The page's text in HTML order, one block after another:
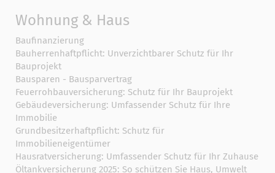
Wohnung & Haus
Baufinanzierung
Bauherrenhaftpflicht: Unverzichtbarer Schutz für Ihr
Bauprojekt
Bausparen - Bausparvertrag
Feuerrohbauversicherung: Schutz für Ihr Bauprojekt
Gebäudeversicherung: Umfassender Schutz für Ihre
Immobilie
Grundbesitzerhaftpflicht: Schutz für
Immobilieneigentümer
Hausratversicherung: Umfassender Schutz für Ihr Zuhause
Öltankversicherung 2025: So schützen Sie Haus, Umwelt